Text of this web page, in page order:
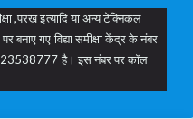
,परख इत्यादि या अन्य टेक्निकल
गए विद्या समीक्षा केंद्र के नंबर
है। इस नंबर पर कॉल